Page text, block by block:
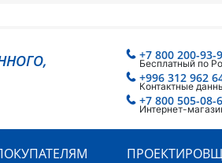
+7 800 200-93-
Бесплатный по
+7 800 505-08-
Интернет-
+996 312 962
Контактные